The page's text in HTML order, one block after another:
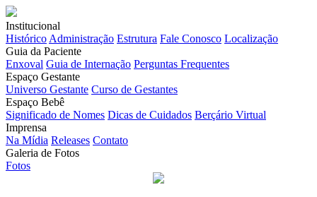
Institucional
Histórico Administração Estrutura Fale Conosco Localização
Guia da Paciente
Enxoval Guia de Internação Perguntas Frequentes
Espaço Gestante
Universo Gestante Curso de Gestantes
Espaço Bebê
Significado de Nomes Dicas de Cuidados Berçário Virtual
Imprensa
Na Mídia Releases Contato
Galeria de Fotos
Fotos